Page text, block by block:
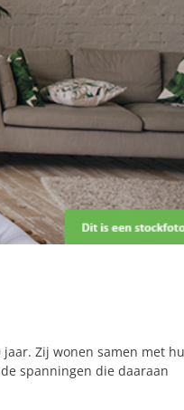
Zij wonen samen met
spanningen die daaraan